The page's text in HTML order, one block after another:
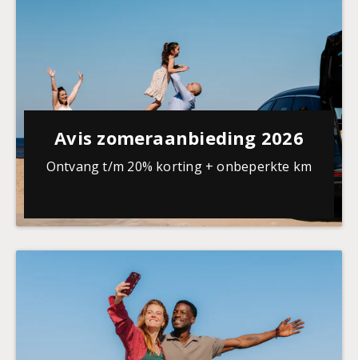
Avis zomeraanbieding 2026
Ontvang t/m 20% korting + onbeperkte km